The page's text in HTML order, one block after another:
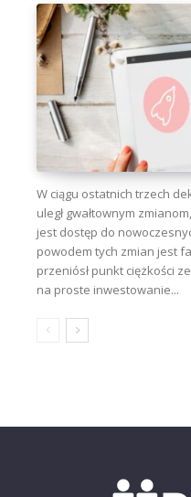
W ciągu ostatnich trzech
uległ gwałtownym
jest dostęp do
powodem tych zmian jest
przeniósł punkt ciężkości
na proste inwestowanie...